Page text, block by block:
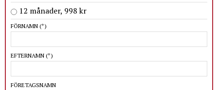
12 månader, 998 kr
FÖRNAMN (*)
EFTERNAMN (*)
FÖRETAGSNAMN